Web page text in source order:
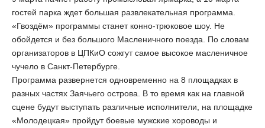
гостей парка ждет большая развлекательная программа.
«Гвоздём» программы станет конно-трюковое шоу. Не
обойдется и без большого Масленичного поезда. По словам
организаторов в ЦПКиО сожгут самое высокое масленичное
чучело в Санкт-Петербурге.
Программа развернется одновременно на 8 площадках в
разных частях Заячьего острова. В то время как на главной
сцене будут выступать различные исполнители, на площадке
«Молодецкая» пройдут боевые мужские хороводы и